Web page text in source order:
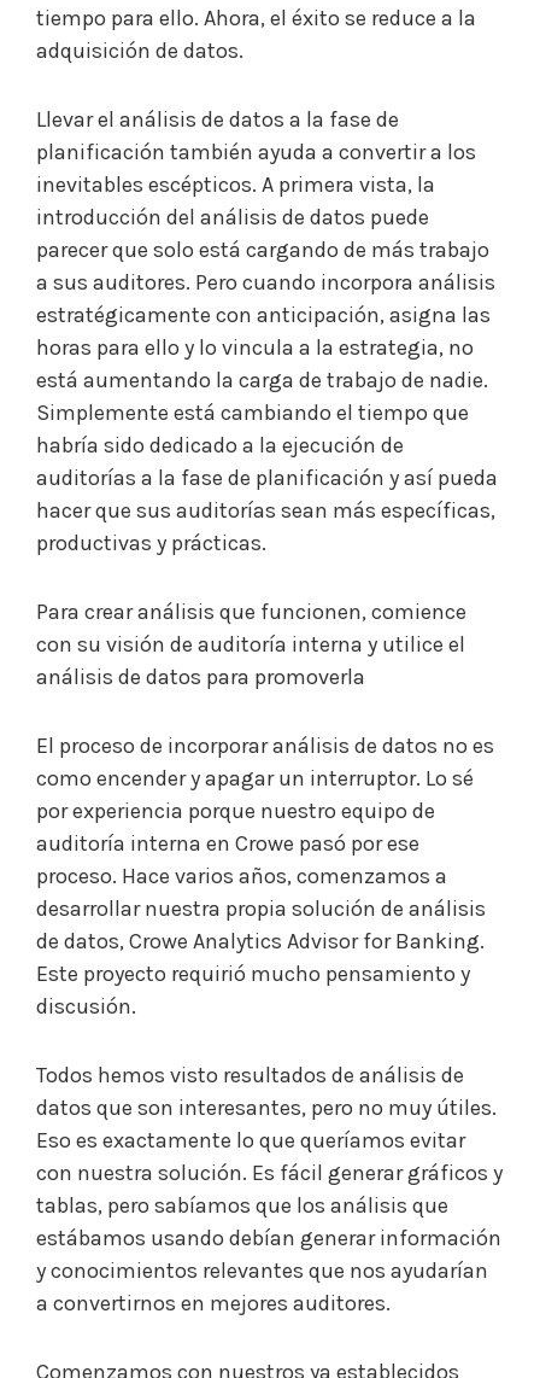
tiempo para ello. Ahora, el éxito se reduce a la
adquisición de datos.
Llevar el análisis de datos a la fase de
planificación también ayuda a convertir a los
inevitables escépticos. A primera vista, la
introducción del análisis de datos puede
parecer que solo está cargando de más trabajo
a sus auditores. Pero cuando incorpora análisis
estratégicamente con anticipación, asigna las
horas para ello y lo vincula a la estrategia, no
está aumentando la carga de trabajo de nadie.
Simplemente está cambiando el tiempo que
habría sido dedicado a la ejecución de
auditorías a la fase de planificación y así pueda
hacer que sus auditorías sean más específicas,
productivas y prácticas.
Para crear análisis que funcionen, comience
con su visión de auditoría interna y utilice el
análisis de datos para promoverla
El proceso de incorporar análisis de datos no es
como encender y apagar un interruptor. Lo sé
por experiencia porque nuestro equipo de
auditoría interna en Crowe pasó por ese
proceso. Hace varios años, comenzamos a
desarrollar nuestra propia solución de análisis
de datos, Crowe Analytics Advisor for Banking.
Este proyecto requirió mucho pensamiento y
discusión.
Todos hemos visto resultados de análisis de
datos que son interesantes, pero no muy útiles.
Eso es exactamente lo que queríamos evitar
con nuestra solución. Es fácil generar gráficos y
tablas, pero sabíamos que los análisis que
estábamos usando debían generar información
y conocimientos relevantes que nos ayudarían
a convertirnos en mejores auditores.
Comenzamos con nuestros ya establecidos